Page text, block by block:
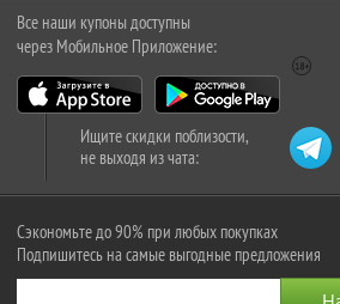
Все наши купоны доступны
через Мобильное Приложение:
Ищите скидки поблизости,
не выходя из чата:
Сэкономьте до 90% при любых покупках
Подпишитесь на самые выгодные предложения